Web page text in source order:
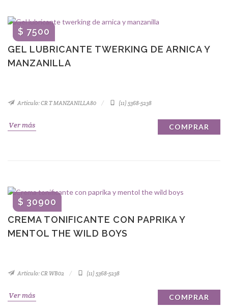
GEL LUBRICANTE TWERKING DE ARNICA Y
MANZANILLA
$ 7500
Artículo: CR T MANZANILLA80 (11) 5368-5238
Ver más COMPRAR
CREMA TONIFICANTE CON PAPRIKA Y
MENTOL THE WILD BOYS
$ 30900
Artículo: CR WB02 (11) 5368-5238
Ver más COMPRAR